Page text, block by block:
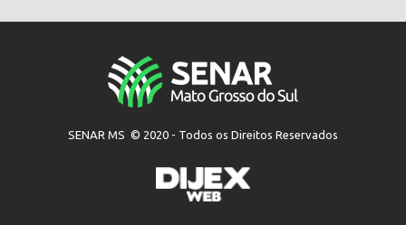
SENAR MS © 2020 - Todos os Direitos Reservados